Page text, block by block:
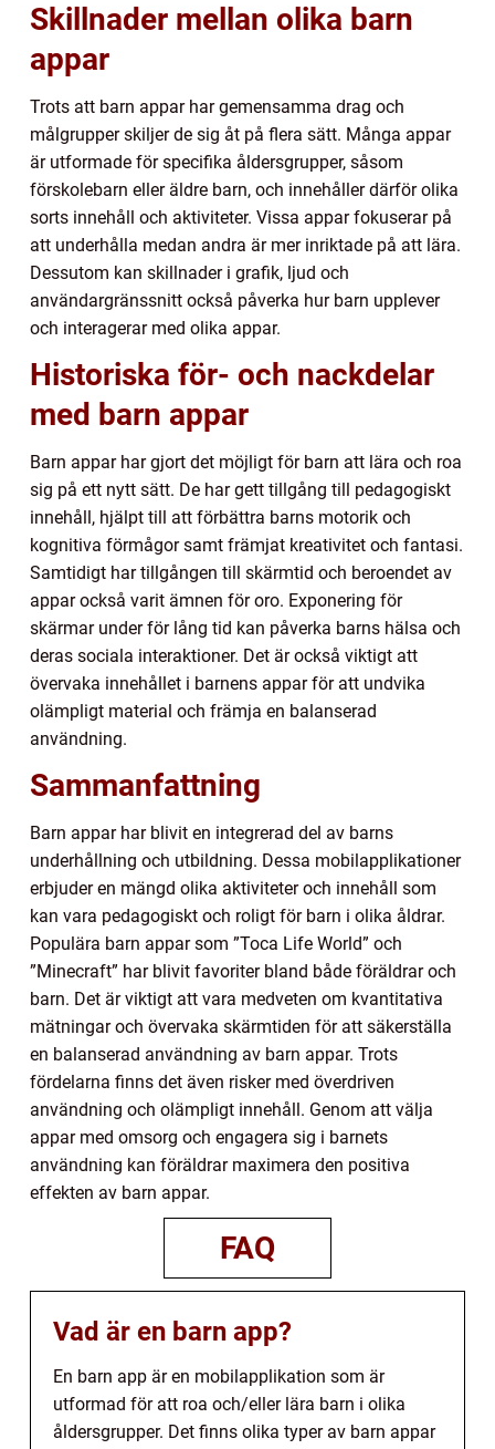
Skillnader mellan olika barn
appar
Trots att barn appar har gemensamma drag och
målgrupper skiljer de sig åt på flera sätt. Många appar
är utformade för specifika åldersgrupper, såsom
förskolebarn eller äldre barn, och innehåller därför olika
sorts innehåll och aktiviteter. Vissa appar fokuserar på
att underhålla medan andra är mer inriktade på att lära.
Dessutom kan skillnader i grafik, ljud och
användargränssnitt också påverka hur barn upplever
och interagerar med olika appar.
Historiska för- och nackdelar
med barn appar
Barn appar har gjort det möjligt för barn att lära och roa
sig på ett nytt sätt. De har gett tillgång till pedagogiskt
innehåll, hjälpt till att förbättra barns motorik och
kognitiva förmågor samt främjat kreativitet och fantasi.
Samtidigt har tillgången till skärmtid och beroendet av
appar också varit ämnen för oro. Exponering för
skärmar under för lång tid kan påverka barns hälsa och
deras sociala interaktioner. Det är också viktigt att
övervaka innehållet i barnens appar för att undvika
olämpligt material och främja en balanserad
användning.
Sammanfattning
Barn appar har blivit en integrerad del av barns
underhållning och utbildning. Dessa mobilapplikationer
erbjuder en mängd olika aktiviteter och innehåll som
kan vara pedagogiskt och roligt för barn i olika åldrar.
Populära barn appar som ”Toca Life World” och
”Minecraft” har blivit favoriter bland både föräldrar och
barn. Det är viktigt att vara medveten om kvantitativa
mätningar och övervaka skärmtiden för att säkerställa
en balanserad användning av barn appar. Trots
fördelarna finns det även risker med överdriven
användning och olämpligt innehåll. Genom att välja
appar med omsorg och engagera sig i barnets
användning kan föräldrar maximera den positiva
effekten av barn appar.
FAQ
Vad är en barn app?
En barn app är en mobilapplikation som är
utformad för att roa och/eller lära barn i olika
åldersgrupper. Det finns olika typer av barn appar